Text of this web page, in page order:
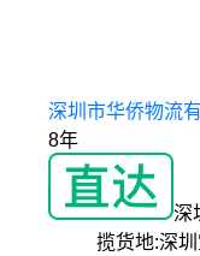
深圳市华侨物流
8年
深
揽货地:深